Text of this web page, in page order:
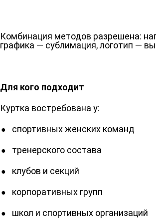
Комбинация методов разрешена:
графика — сублимация, логотип —
Для кого подходит
Куртка востребована у:
спортивных женских команд
тренерского состава
клубов и секций
корпоративных групп
школ и спортивных организаций